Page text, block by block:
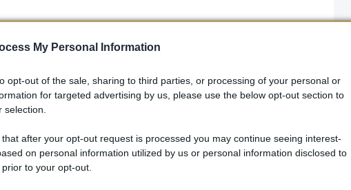
My Personal Information
opt-out of the sale, sharing to third parties, or processing of your personal or
for targeted advertising by us, please use the below opt-out section to
selection.
that after your opt-out request is processed you may continue seeing interest-
on personal information utilized by us or personal information disclosed to
to your opt-out.